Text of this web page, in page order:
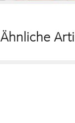
Ähnliche